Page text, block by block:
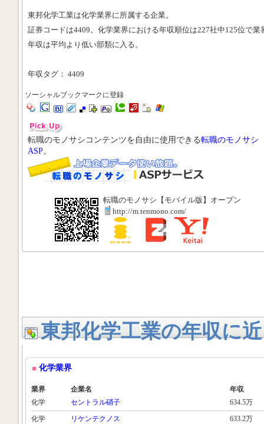
東邦化学工業は化学業界に所属する企業。
証券コードは4409。化学業界における年収順位は227社中125位で業
年収は平均より低い部類に入る。
年収タグ： 4409
ソーシャルブックマークに登録
転職のモノサシコンテンツを自由に使用できる転職のモノサシ
ASP。
転職のモノサシ【モバイル版】オープン
http://m.tenmono.com/
東邦化学工業の年収に
化学業界
業界 企業名
年収
化学
セントラル硝子
634.5万
化学
リケンテクノス
633.2万